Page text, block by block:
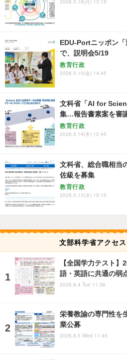
2026.5.18(月) 13:19
EDU-Portニッポン
で、説明会5/19
教育行政
2026.5.15(金) 14:45
文科省「AI for
集…報告書素案を審
教育行政
2026.5.14(木) 12:45
文科省、総合職相当
佐級を募集
教育行政
2026.5.13(水) 15:15
文部科学省アクセ
【全国学力テスト】
語・英語に共通の弱
2026.8.4 Tue 11:36
栄養教諭の専門性を
業公募
2026.8.5 Wed 11:45